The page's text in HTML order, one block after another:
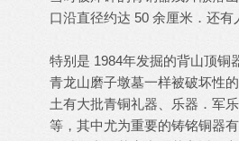
口沿直径约达 50 余厘米．还有
特别是 1984年发掘的背山顶铜
青龙山磨子墩墓一样被破坏性
土有大批青铜礼器、乐器．军
等，其中尤为重要的铸铭铜器